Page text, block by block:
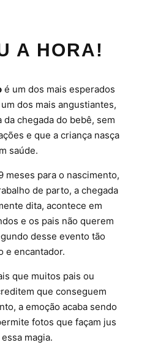
A HORA!
é um dos mais esperados
dos mais angustiantes,
da chegada do bebê, sem
e que a criança nasça
saúde.
meses para o nascimento,
de parto, a chegada
dita, acontece em
e os pais não querem
desse evento tão
e encantador.
que muitos pais ou
que conseguem
a emoção acaba sendo
fotos que façam jus
magia.